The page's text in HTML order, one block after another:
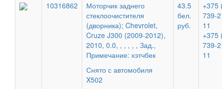
10316862
Моторчик заднего
стеклоочистителя
(дворника); Chevrolet,
Cruze J300 (2009-2012),
2010, 0.0, , , , , , Зад.,
Примечание: хэтчбек
Снято с автомобиля
X502
43.5
бел.
руб.
+375
739-
11
+375
739-
11